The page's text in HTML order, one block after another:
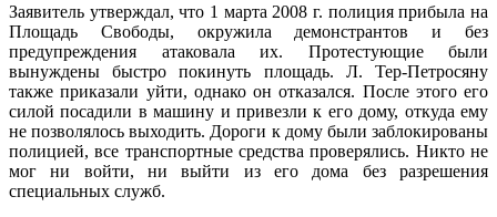
Заявитель утверждал, что 1 марта 2008 г. полиция прибыла на
Площадь Свободы, окружила демонстрантов и без
предупреждения атаковала их. Протестующие были
вынуждены быстро покинуть площадь. Л. Тер-Петросяну
также приказали уйти, однако он отказался. После этого его
силой посадили в машину и привезли к его дому, откуда ему
не позволялось выходить. Дороги к дому были заблокированы
полицией, все транспортные средства проверялись. Никто не
мог ни войти, ни выйти из его дома без разрешения
специальных служб.